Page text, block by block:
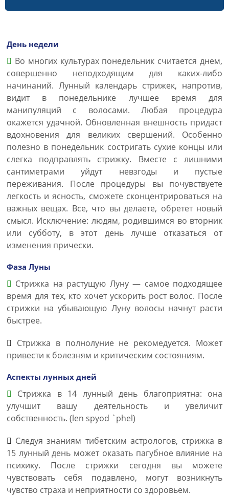
День недели
Во многих культурах понедельник считается днем,
совершенно неподходящим для каких-либо
начинаний. Лунный календарь стрижек, напротив,
видит в понедельнике лучшее время для
манипуляций с волосами. Любая процедура
окажется удачной. Обновленная внешность придаст
вдохновения для великих свершений. Особенно
полезно в понедельник состригать сухие концы или
слегка подправлять стрижку. Вместе с лишними
сантиметрами уйдут невзгоды и пустые
переживания. После процедуры вы почувствуете
легкость и ясность, сможете сконцентрироваться на
важных вещах. Все, что вы делаете, обретет новый
смысл. Исключение: людям, родившимся во вторник
или субботу, в этот день лучше отказаться от
изменения прически.
Фаза Луны
Стрижка на растущую Луну — самое подходящее
время для тех, кто хочет ускорить рост волос. После
стрижки на убывающую Луну волосы начнут расти
быстрее.
Стрижка в полнолуние не рекомедуется. Может
привести к болезням и критическим состояниям.
Аспекты лунных дней
Стрижка в 14 лунный день благоприятна: она
улучшит вашу деятельность и увеличит
собственность. (len spyod `phel)
Следуя знаниям тибетским астрологов, стрижка в
15 лунный день может оказать пагубное влияние на
психику. После стрижки сегодня вы можете
чувствовать себя подавлено, могут возникнуть
чувство страха и неприятности со здоровьем.